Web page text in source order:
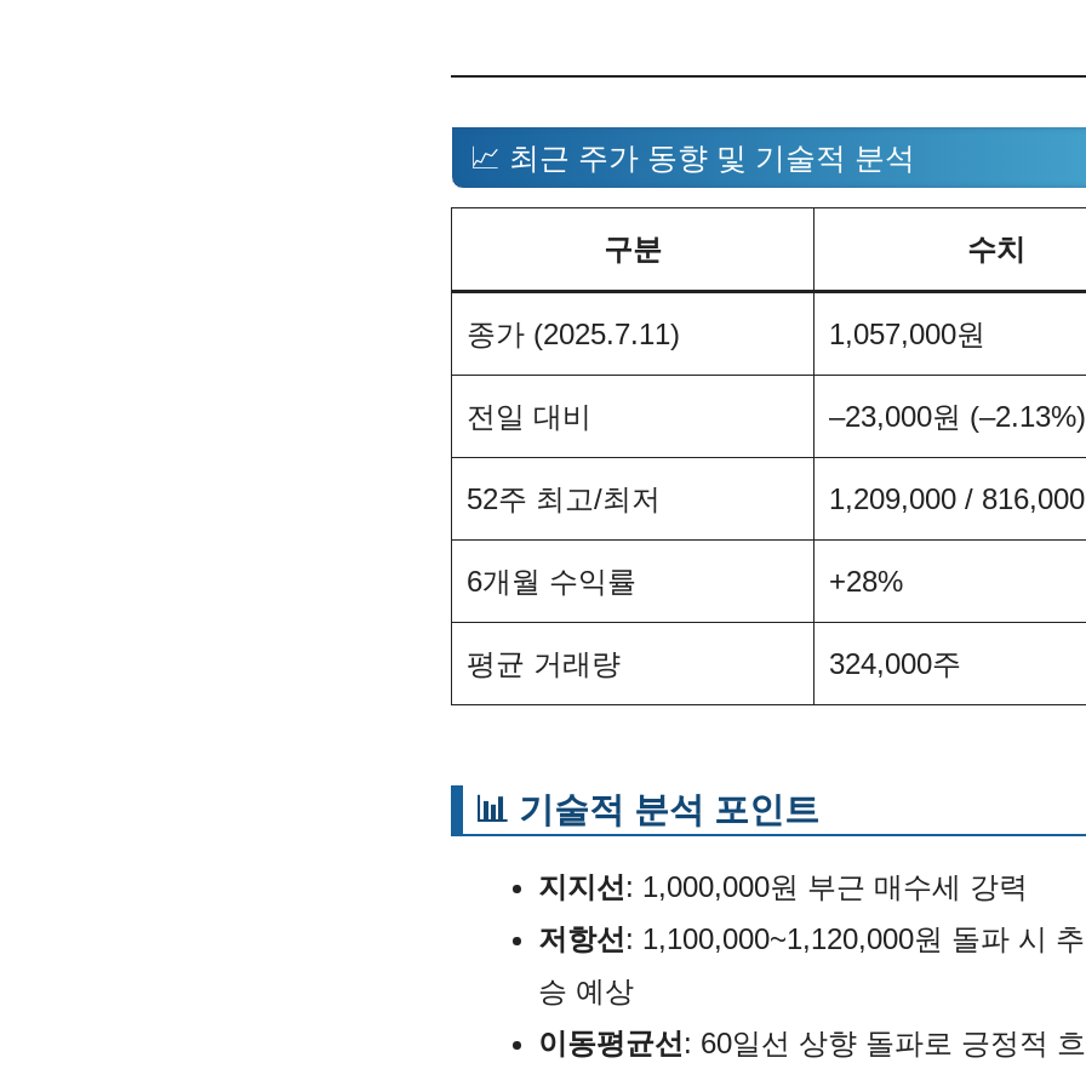
📈 최근 주가 동향 및 기술적 분석
구분 수치
종가 (2025.7.11) 1,057,000원
전일 대비 –23,000원 (–2.13%)
52주 최고/최저 1,209,000 /
6개월 수익률 +28%
평균 거래량 324,000주
📊 기술적 분석 포인트
지지선: 1,000,000원 부근 매수세 강력
저항선: 1,100,000~1,120,000원 돌파 시
승 예상
이동평균선: 60일선 상향 돌파로 긍정적